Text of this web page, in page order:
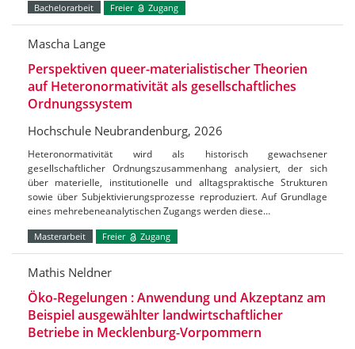
Bachelorarbeit Freier Zugang
Mascha Lange
Perspektiven queer-materialistischer Theorien
auf Heteronormativität als gesellschaftliches
Ordnungssystem
Hochschule Neubrandenburg, 2026
Heteronormativität wird als historisch gewachsener
gesellschaftlicher Ordnungszusammenhang analysiert, der sich
über materielle, institutionelle und alltagspraktische Strukturen
sowie über Subjektivierungsprozesse reproduziert. Auf Grundlage
eines mehrebeneanalytischen Zugangs werden diese…
Masterarbeit Freier Zugang
Mathis Neldner
Öko-Regelungen : Anwendung und Akzeptanz am
Beispiel ausgewählter landwirtschaftlicher
Betriebe in Mecklenburg-Vorpommern